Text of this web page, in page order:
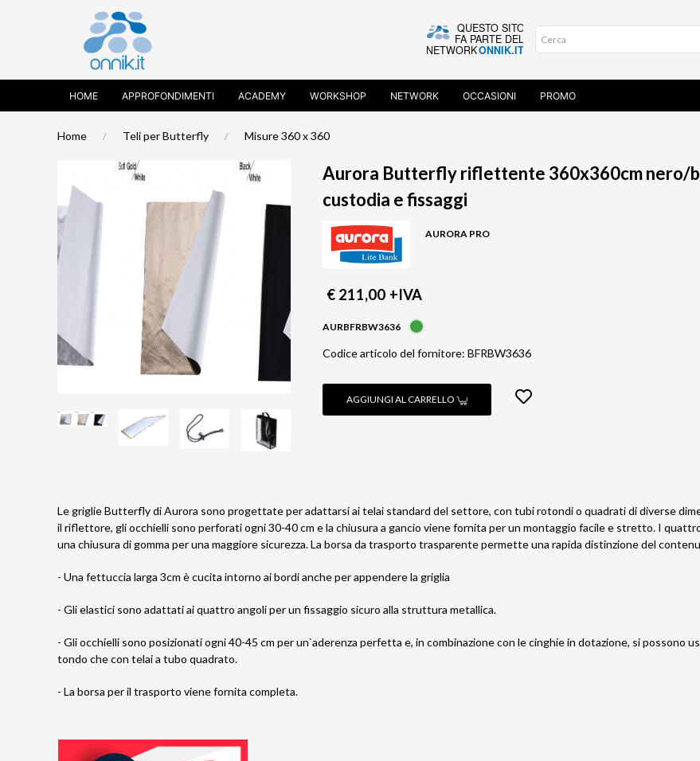
HOME APPROFONDIMENTI ACADEMY WORKSHOP NETWORK OCCASIONI PROMO
Home Teli per Butterfly Misure 360 x 360
Aurora Butterfly riflettente 360x360cm nero/
custodia e fissaggi
AURORA PRO
€ 211,00 +IVA
AURBFRBW3636
Codice articolo del fornitore: BFRBW3636
AGGIUNGI AL CARRELLO
Le griglie Butterfly di Aurora sono progettate per adattarsi ai telai standard del settore, con tubi rotondi o quadrati di diverse
il riflettore, gli occhielli sono perforati ogni 30-40 cm e la chiusura a gancio viene fornita per un montaggio facile e stretto. I
una chiusura di gomma per una maggiore sicurezza. La borsa da trasporto trasparente permette una rapida distinzione del
- Una fettuccia larga 3cm è cucita intorno ai bordi anche per appendere la griglia
- Gli elastici sono adattati ai quattro angoli per un fissaggio sicuro alla struttura metallica.
- Gli occhielli sono posizionati ogni 40-45 cm per un`aderenza perfetta e, in combinazione con le cinghie in dotazione, si possono
tondo che con telai a tubo quadrato.
- La borsa per il trasporto viene fornita completa.